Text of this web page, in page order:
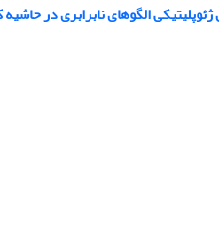
الگوهای نابرابری در